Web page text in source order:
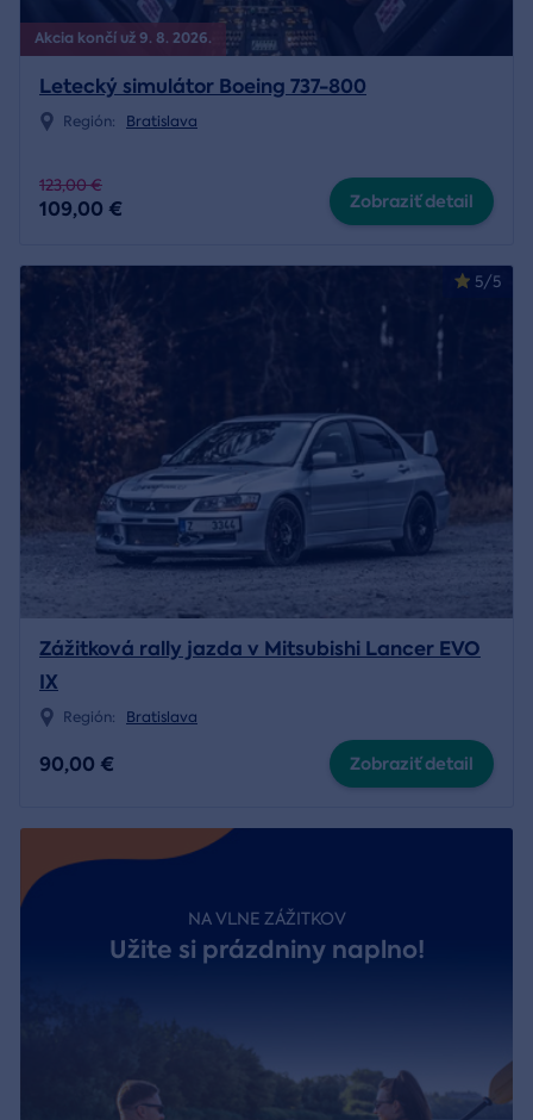
Akcia končí už 9. 8. 2026.
Letecký simulátor Boeing 737-800
Región: Bratislava
123,00 €
109,00 € Zobraziť detail
5/5
Zážitková rally jazda v Mitsubishi Lancer EVO
IX
Región: Bratislava
90,00 € Zobraziť detail
NA VLNE ZÁŽITKOV
Užite si prázdniny naplno!